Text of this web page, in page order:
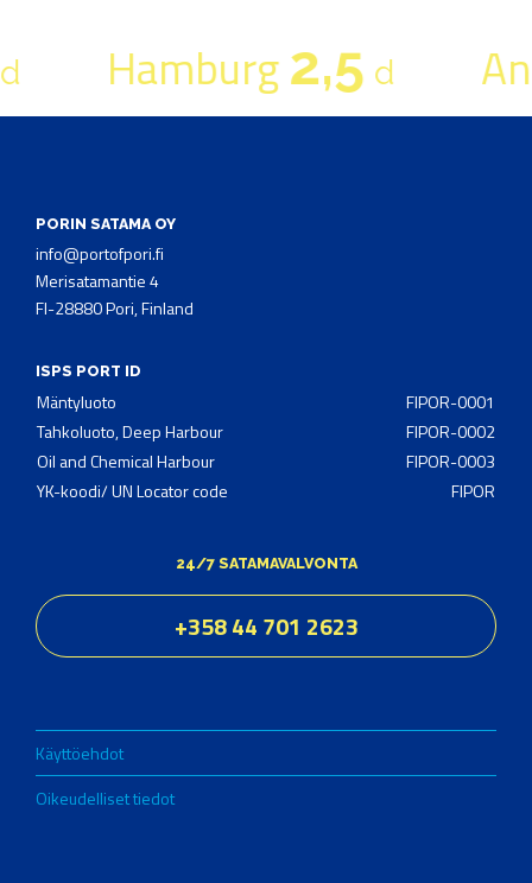
Hamburg2,5 d
PORIN SATAMA OY
info@portofpori.fi
Merisatamantie 4
FI-28880 Pori, Finland
ISPS PORT ID
Mäntyluoto
FIPOR-0001
Tahkoluoto, Deep Harbour
FIPOR-0002
Oil and Chemical Harbour
FIPOR-0003
YK-koodi/ UN Locator code
FIPOR
24/7 SATAMAVALVONTA
+358 44 701 2623
Käyttöehdot
Oikeudelliset tiedot